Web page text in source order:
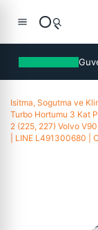
Isitma, Sogutma ve
Turbo Hortumu 3 Kat
2 (225, 227) Volvo
| LINE L491300680 |